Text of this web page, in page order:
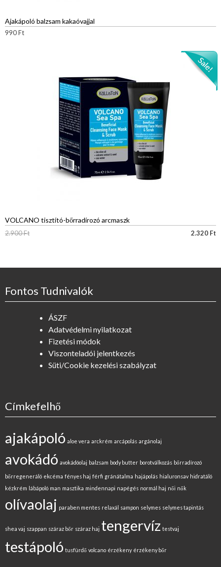
Ajakápoló balzsam kakaóvajjal
990Ft
VOLCANO tisztító-bőrradírozó arcmaszk
2.900Ft 2.320 Ft
Fontos Tudnivalók
ÁSZF
Adatvédelmi nyilatkozat
Fizetési módok
Viszonteladói jelentkezés
Süti/Cookie kezelési szabályzat
Címkefelhő
ajakápoló aloe vera arckrém arcápolás argánolaj
avokádó avokádóolaj balzsam body butter borotválkozás bőrradírozó
bőrregeneráló ekcéma fényes haj férfi gránátalma hajápolás hialuronsav hidratáló
kézkrém lábápoló man masztika mindennapi napégés normál haj női nők
olívaolaj paraben mentes relaxál sampon selymes selymes tapintás
shea vaj szappan száraz bőr száraz haj tengervíz testvaj
testápoló tusfürdő volcano érzékeny érzékeny bőr